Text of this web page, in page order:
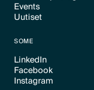
Text Link
Events
Text Link
Uutiset
SOME
LinkedIn
Text Link
Facebook
Text Link
Instagram